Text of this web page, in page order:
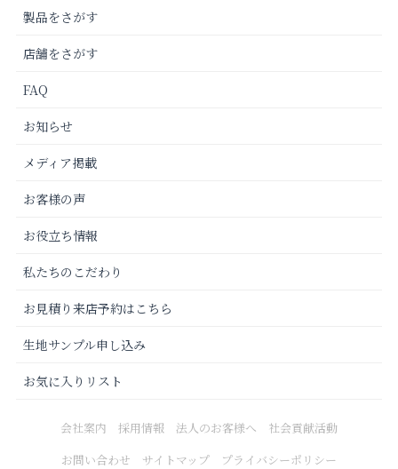
製品をさがす
店舗をさがす
FAQ
お知らせ
メディア掲載
お客様の声
お役立ち情報
私たちのこだわり
お見積り来店予約はこちら
生地サンプル申し込み
お気に入りリスト
会社案内 採用情報 法人のお客様へ
社会貢献活動
お問い合わせ
サイトマップ プライバシーポリシー